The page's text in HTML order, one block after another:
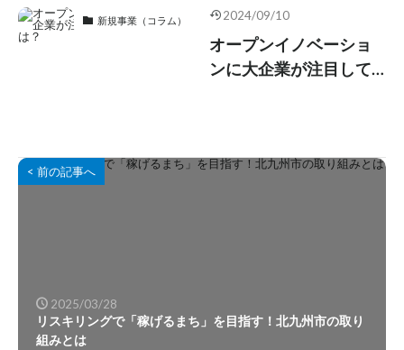
ョン文化を育てるため
には？あなたが取り組
むべき最初の一歩と
新規事業（コラム） 2024/09/10
オープンイノベーショ
ンに大企業が注目して
< 前の記事へ
2025/03/28
リスキリングで「稼げるまち」を目指す！北九州市の取り
組みとは